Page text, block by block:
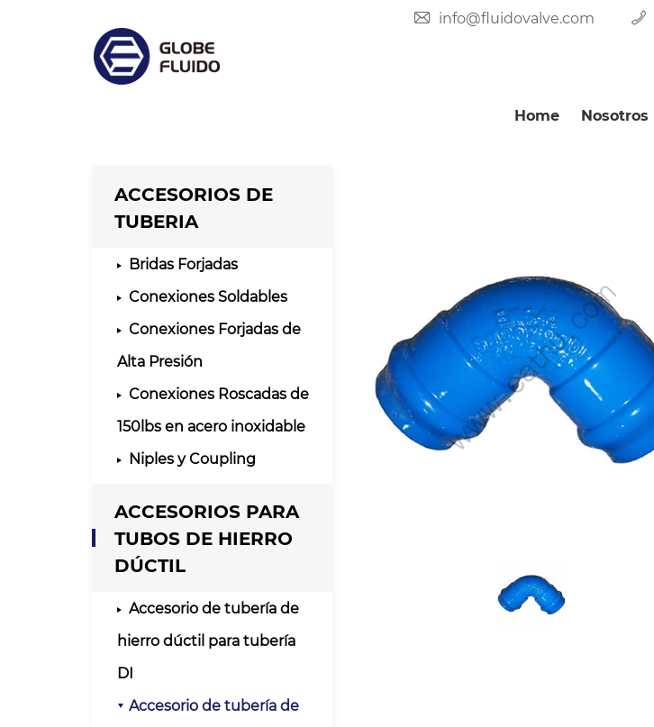
info@fluidovalve.com
Home Nosotros
ACCESORIOS DE
TUBERIA
Bridas Forjadas
Conexiones Soldables
Conexiones Forjadas de
Alta Presión
Conexiones Roscadas de
150lbs en acero inoxidable
Niples y Coupling
ACCESORIOS PARA
TUBOS DE HIERRO
DÚCTIL
Accesorio de tubería de
hierro dúctil para tubería
DI
Accesorio de tubería de